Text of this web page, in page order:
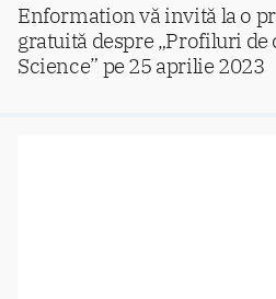
Enformation vă invită la o
gratuită despre „Profiluri
Science” pe 25 aprilie 2023